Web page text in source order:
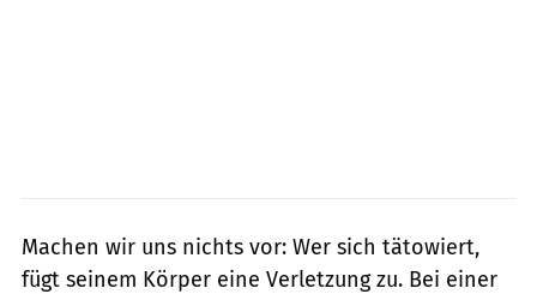
Machen wir uns nichts vor: Wer sich tätowiert,
fügt seinem Körper eine Verletzung zu. Bei einer